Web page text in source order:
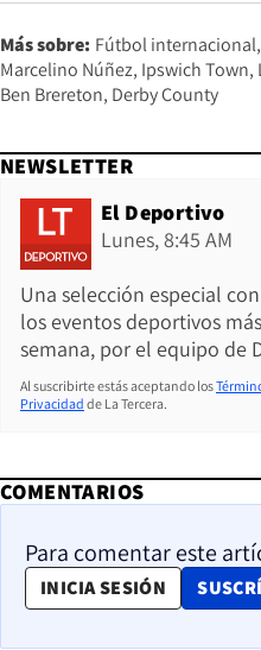
Más sobre: Fútbol internacional
Marcelino Núñez Ipswich Town
Ben Brereton Derby County
NEWSLETTER
El Deportivo
Lunes, 8:45 AM
Una selección especial
los eventos deportivos
semana, por el equipo de
Al suscribirte estás aceptando los
Privacidad de La Tercera.
COMENTARIOS
Para comentar este
INICIA SESIÓN OPENS